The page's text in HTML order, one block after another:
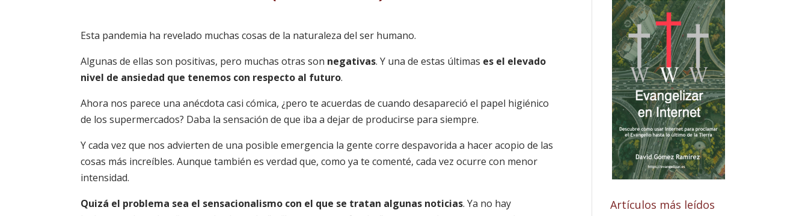
Esta pandemia ha revelado muchas cosas de la naturaleza del ser humano.
Algunas de ellas son positivas, pero muchas otras son negativas. Y una de estas últimas es el elevado
nivel de ansiedad que tenemos con respecto al futuro.
Ahora nos parece una anécdota casi cómica, ¿pero te acuerdas de cuando desapareció el papel higiénico
de los supermercados? Daba la sensación de que iba a dejar de producirse para siempre.
Y cada vez que nos advierten de una posible emergencia la gente corre despavorida a hacer acopio de las
cosas más increíbles. Aunque también es verdad que, como ya te comenté, cada vez ocurre con menor
intensidad.
Quizá el problema sea el sensacionalismo con el que se tratan algunas noticias. Ya no hay
Artículos más leídos